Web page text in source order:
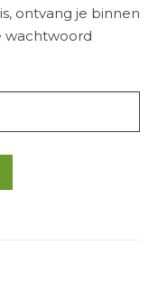
ontvang je binnen
wachtwoord